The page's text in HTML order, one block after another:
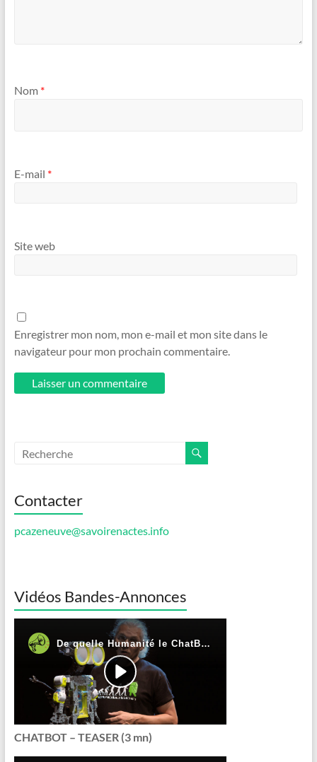
Nom *
E-mail *
Site web
Enregistrer mon nom, mon e-mail et mon site dans le
navigateur pour mon prochain commentaire.
Contacter
pcazeneuve@savoirenactes.info
Vidéos Bandes-Annonces
CHATBOT – TEASER (3 mn)